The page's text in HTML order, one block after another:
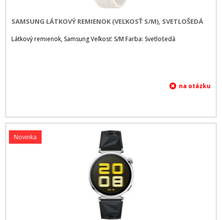
SAMSUNG LÁTKOVÝ REMIENOK (VEĽKOSŤ S/M), SVETLOŠEDÁ
Látkový remienok, Samsung Veľkosť: S/M Farba: Svetlošedá
Novinka